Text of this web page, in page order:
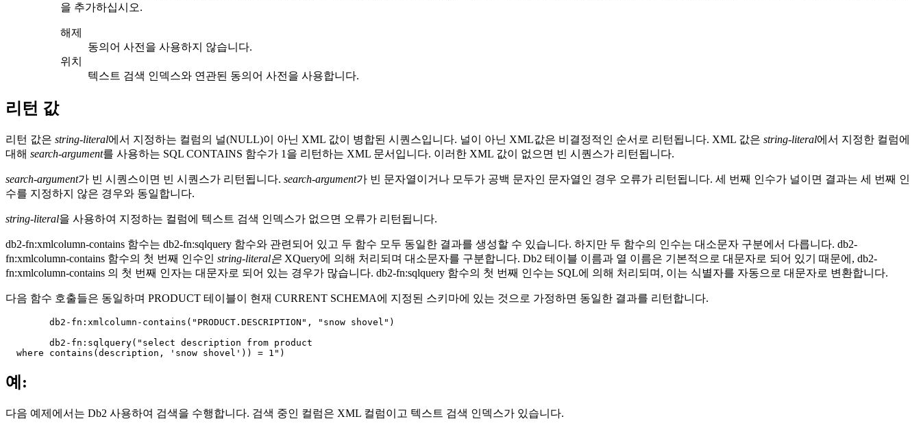
을 추가하십시오.
해제
동의어 사전을 사용하지 않습니다.
위치
텍스트 검색 인덱스와 연관된 동의어 사전을 사용합니다.
리턴 값
리턴 값은 string-literal에서 지정하는 컬럼의 널(NULL)이 아닌 XML 값이 병합된 시퀀스입니다. 널이 아닌 XML값은 비결정적인 순서로 리턴됩니다. XML 값은 string-literal에서 지정한 컬럼에
대해 search-argument를 사용하는 SQL CONTAINS 함수가 1을 리턴하는 XML 문서입니다. 이러한 XML 값이 없으면 빈 시퀀스가 리턴됩니다.
search-argument가 빈 시퀀스이면 빈 시퀀스가 리턴됩니다. search-argument가 빈 문자열이거나 모두가 공백 문자인 문자열인 경우 오류가 리턴됩니다. 세 번째 인수가 널이면 결과는 세 번째 인
수를 지정하지 않은 경우와 동일합니다.
string-literal을 사용하여 지정하는 컬럼에 텍스트 검색 인덱스가 없으면 오류가 리턴됩니다.
db2-fn:xmlcolumn-contains 함수는 db2-fn:sqlquery 함수와 관련되어 있고 두 함수 모두 동일한 결과를 생성할 수 있습니다. 하지만 두 함수의 인수는 대소문자 구분에서 다릅니다. db2-
fn:xmlcolumn-contains 함수의 첫 번째 인수인 string-literal은 XQuery에 의해 처리되며 대소문자를 구분합니다. Db2 테이블 이름과 열 이름은 기본적으로 대문자로 되어 있기 때문에, db2-
fn:xmlcolumn-contains 의 첫 번째 인자는 대문자로 되어 있는 경우가 많습니다. db2-fn:sqlquery 함수의 첫 번째 인수는 SQL에 의해 처리되며, 이는 식별자를 자동으로 대문자로 변환합니다.
다음 함수 호출들은 동일하며 PRODUCT 테이블이 현재 CURRENT SCHEMA에 지정된 스키마에 있는 것으로 가정하면 동일한 결과를 리턴합니다.
  where contains(description, 'snow shovel')) = 1")
예:
다음 예제에서는 Db2 사용하여 검색을 수행합니다. 검색 중인 컬럼은 XML 컬럼이고 텍스트 검색 인덱스가 있습니다.